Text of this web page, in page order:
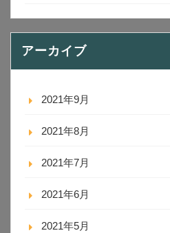
アーカイブ
2021年9月
2021年8月
2021年7月
2021年6月
2021年5月